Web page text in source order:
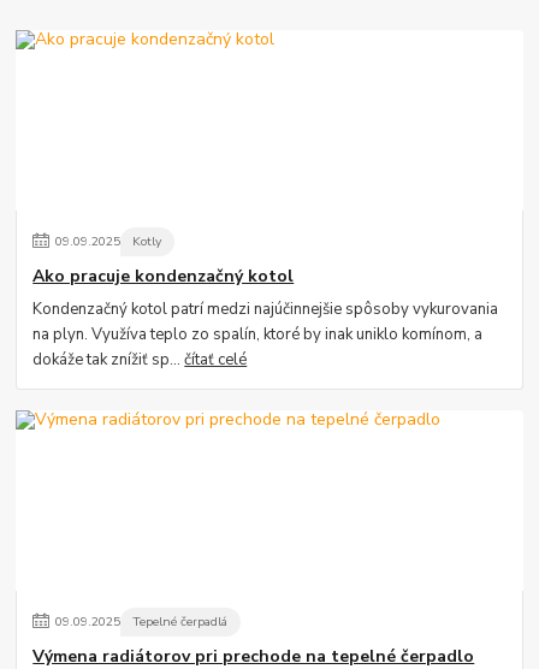
09.09.2025 Kotly
Ako pracuje kondenzačný kotol
Kondenzačný kotol patrí medzi najúčinnejšie spôsoby vykurovania
na plyn. Využíva teplo zo spalín, ktoré by inak uniklo komínom, a
dokáže tak znížiť sp...čítať celé
09.09.2025 Tepelné čerpadlá
Výmena radiátorov pri prechode na tepelné čerpadlo